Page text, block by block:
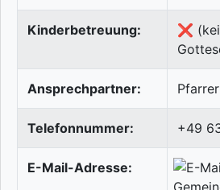
Kinderbetreuung:
❌
Ansprechpartner:
Telefonnummer: +49
E-Mail-Adresse: